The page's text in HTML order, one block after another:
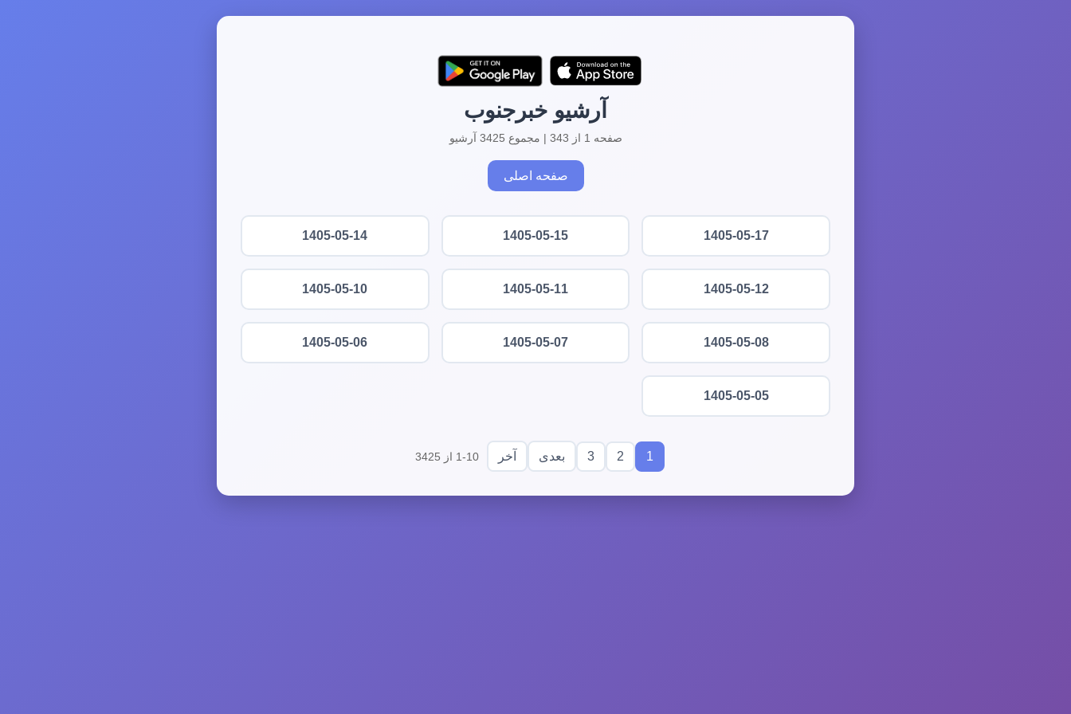
آرشیو خبرجنوب
صفحه 1 از 343 | مجموع 3425 آرشیو
صفحه اصلی
1405-05-17
1405-05-15
1405-05-14
1405-05-12
1405-05-11
1405-05-10
1405-05-08
1405-05-07
1405-05-06
1405-05-05
1
2
3 بعدی آخر 1-10 از 3425